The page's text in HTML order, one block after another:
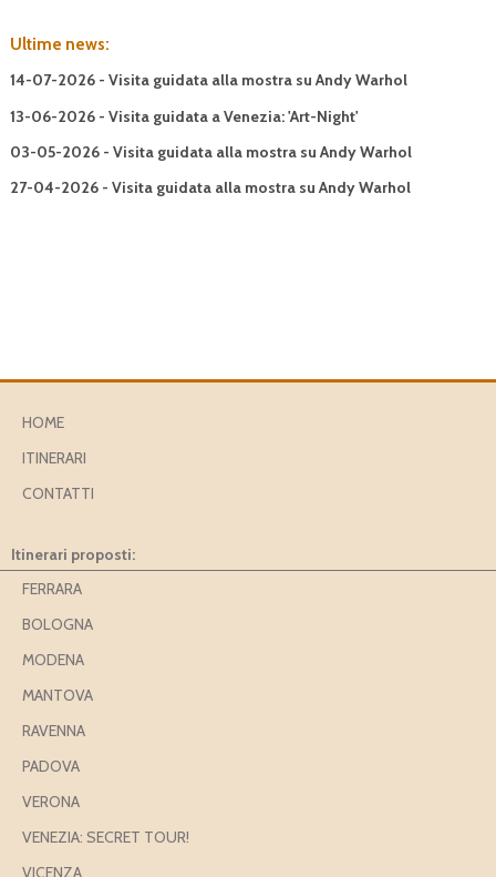
Ultime news:
14-07-2026 - Visita guidata alla mostra su Andy Warhol
13-06-2026 - Visita guidata a Venezia: 'Art-Night'
03-05-2026 - Visita guidata alla mostra su Andy Warhol
27-04-2026 - Visita guidata alla mostra su Andy Warhol
HOME
ITINERARI
CONTATTI
Itinerari proposti:
FERRARA
BOLOGNA
MODENA
MANTOVA
RAVENNA
PADOVA
VERONA
VENEZIA: SECRET TOUR!
VICENZA